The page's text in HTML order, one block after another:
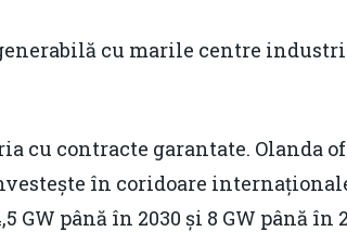
cu marile centre
cu contracte garantate. Olanda
în coridoare
până în 2030 și 8 GW până în